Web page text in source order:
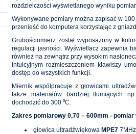
rozdzielczości wyświetlanego wyniku
Wykonywane pomiary można zapisać w
przenieść do komputera korzystając z
Grubościomierz został wyposażony w
regulacji jasności. Wyświetlacz zapewnia
również na zewnątrz przy wysokim
intuicyjnym rozmieszczeniem klawiszy
dostęp do wszystkich funkcji.
Miernik współpracuje z głowicami
także materiałów bardziej tłumiących
dochodzić do 300 ⁰C.
Zakres pomiarowy 0,70 – 600mm - pomiar
głowica ultradźwiękowa MPE7